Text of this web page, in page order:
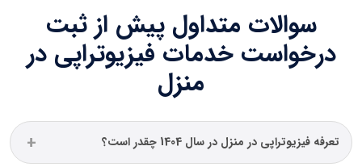
سوالات متداول پیش از ثبت
درخواست خدمات فیزیوتراپی در
منزل
تعرفه فیزیوتراپی در منزل در سال 1404 چقدر است؟